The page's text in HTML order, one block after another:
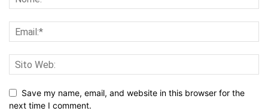
Save my name, email, and website in this browser for the
next time I comment.